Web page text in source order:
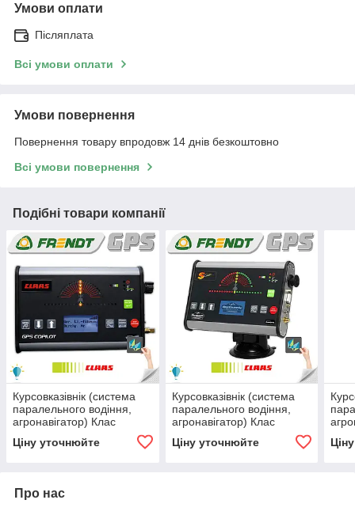
Умови оплати
Післяплата
Всі умови оплати
Умови повернення
Повернення товару впродовж 14 днів безкоштовно
Всі умови повернення
Подібні товари компанії
Курсовказівнік (система
паралельного водіння,
агронавігатор) Клас
Ціну уточнюйте
Курсовказівнік (система
паралельного водіння,
агронавігатор) Клас
Ціну уточнюйте
Про нас